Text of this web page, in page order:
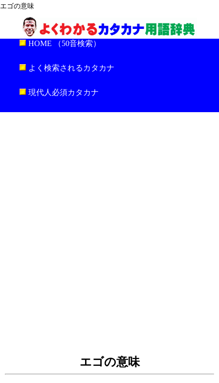
エゴの意味
HOME （50音検索）
よく検索されるカタカナ
現代人必須カタカナ
エゴの意味